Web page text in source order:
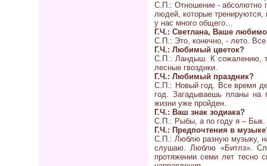
С.П.: Отношение - абсолютно
людей, которые тренируются,
у нас много общего…
Г.Ч.: Светлана, Ваше
С.П.: Это, конечно, - лето.
Г.Ч.: Любимый цветок?
С.П.: Ландыш. К сожалению,
лесные гвоздики.
Г.Ч.: Любимый праздник?
С.П.: Новый год. Все время
год. Загадываешь планы на
жизни уже пройден.
Г.Ч.: Ваш знак зодиака?
С.П.: Рыбы, а по году я – Бык.
Г.Ч.: Предпочтения в
С.П.: Люблю разную музыку,
слушаю. Люблю «Битлз».
протяжении семи лет тесно